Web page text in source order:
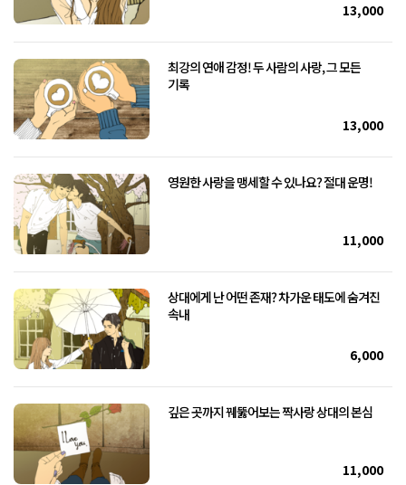
13,000
최강의 연애 감정! 두 사람의 사랑, 그 모든
기록
13,000
영원한 사랑을 맹세할 수 있나요? 절대 운명!
11,000
상대에게 난 어떤 존재? 차가운 태도에 숨겨진
속내
6,000
깊은 곳까지 꿰뚫어보는 짝사랑 상대의 본심
11,000